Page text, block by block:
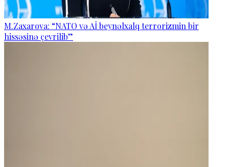
M.Zaxarova: “NATO və Aİ beynəlxalq terrorizmin bir
hissəsinə çevrilib”